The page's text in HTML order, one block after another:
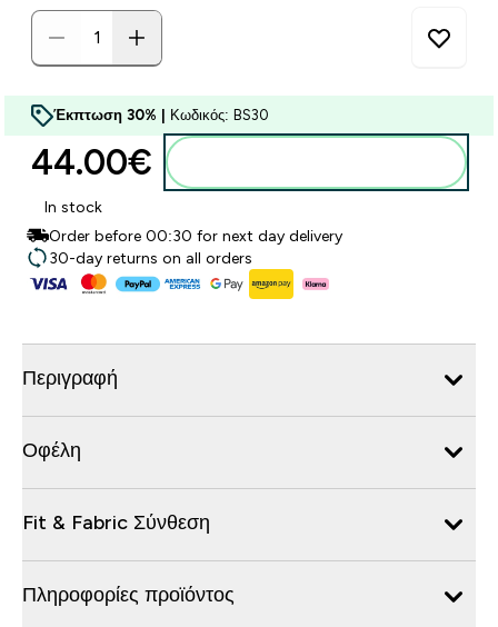
Έκπτωση 30% | Κωδικός: BS30
44.00€‎
In stock
Order before 00:30 for next day delivery
30-day returns on all orders
Περιγραφή
Οφέλη
Fit & Fabric Σύνθεση
Πληροφορίες προϊόντος